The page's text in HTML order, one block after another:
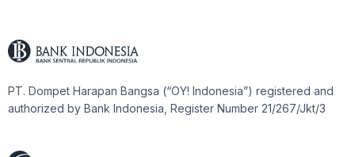
PT. Dompet Harapan Bangsa (“OY! Indonesia”) registered and
authorized by Bank Indonesia, Register Number 21/267/Jkt/3